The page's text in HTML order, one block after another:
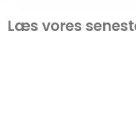
Læs vores